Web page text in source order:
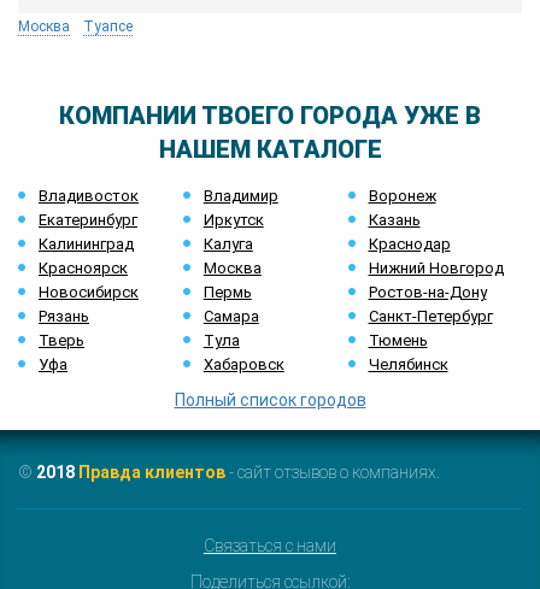
Москва Туапсе
КОМПАНИИ ТВОЕГО ГОРОДА УЖЕ В
НАШЕМ КАТАЛОГЕ
Владивосток Владимир
Воронеж
Екатеринбург
Иркутск
Казань
Калининград
Калуга
Краснодар
Красноярск
Москва
Нижний Новгород
Новосибирск
Пермь
Ростов-на-Дону
Рязань
Самара
Санкт-Петербург
Тверь
Тула
Тюмень
Уфа
Хабаровск Челябинск
Полный список городов
© 2018 Правда клиентов- сайт отзывов о компаниях.
Связаться с нами
Поделиться ссылкой: